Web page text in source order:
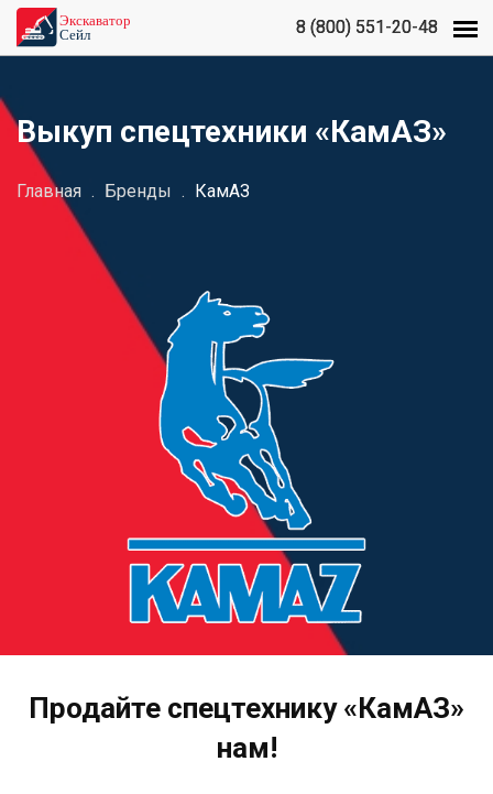
8 (800) 551-20-48
8 (800) 551-20-48
Выкуп спецтехники «КамАЗ»
Главная . Бренды . КамАЗ
Продайте спецтехнику «КамАЗ»
нам!